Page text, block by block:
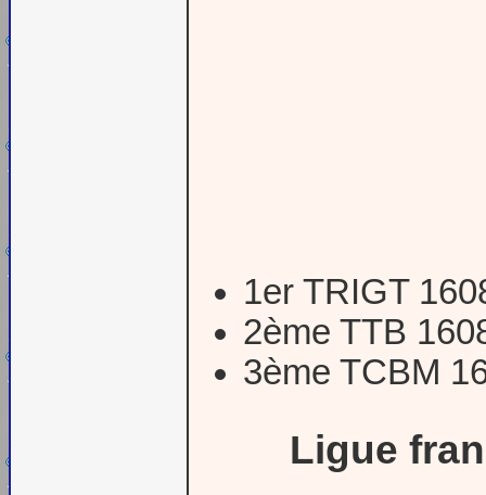
1er TRIGT
2ème TTB
3ème TCBM
Ligue